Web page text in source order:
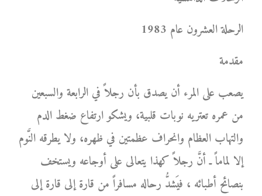
الرحلة العشرون عام 1983
مقدمة
يصعب على المرء أن يصدق بأن رجلاً في الرابعة والسبعين
من عمره تعتريه نوبات قلبية، ويشكو ارتفاع ضغط الدم
والتهاب العظام وانحراف عظمتين في ظهره، ولا يطرقه النَّوم
إلا لماماً ـ أنَّ رجلاً كهذا يتعالى على أوجاعه ويستخف
بنصائح أطبائه ، فيَشدُّ رحاله مسافراً من قارة إلى قارة إلى